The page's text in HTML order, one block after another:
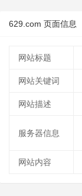
629.com 页面信息
网站标题
网站关键词
网站描述
服务器信息
网站内容